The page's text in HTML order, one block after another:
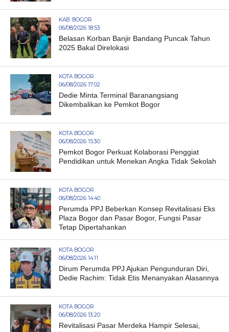
KAB. BOGOR
06/08/2026 18:53
Belasan Korban Banjir Bandang Puncak Tahun
2025 Bakal Direlokasi
KOTA BOGOR
06/08/2026 17:02
Dedie Minta Terminal Baranangsiang
Dikembalikan ke Pemkot Bogor
KOTA BOGOR
06/08/2026 15:30
Pemkot Bogor Perkuat Kolaborasi Penggiat
Pendidikan untuk Menekan Angka Tidak Sekolah
KOTA BOGOR
06/08/2026 14:40
Perumda PPJ Beberkan Konsep Revitalisasi Eks
Plaza Bogor dan Pasar Bogor, Fungsi Pasar
Tetap Dipertahankan
KOTA BOGOR
06/08/2026 14:11
Dirum Perumda PPJ Ajukan Pengunduran Diri,
Dedie Rachim: Tidak Etis Menanyakan Alasannya
KOTA BOGOR
06/08/2026 13:20
Revitalisasi Pasar Merdeka Hampir Selesai,